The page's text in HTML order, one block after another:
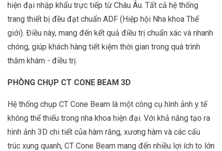
hiện đại nhập khẩu trực tiếp từ Châu Âu. Tất cả hệ thống
trang thiết bị đều đạt chuẩn ADF (Hiệp hội Nha khoa Thế
giới). Điều này, mang đến kết quả điều trị chuẩn xác và nhanh
chóng, giúp khách hàng tiết kiệm thời gian trong quá trình
thăm khám - điều trị.
PHÒNG CHỤP CT CONE BEAM 3D
Hệ thống chụp CT Cone Beam là một công cụ hình ảnh y tế
không thể thiếu trong nha khoa hiện đại. Với khả năng tạo ra
hình ảnh 3D chi tiết của hàm răng, xương hàm và các cấu
trúc xung quanh, CT Cone Beam mang đến nhiều lợi ích to lớn